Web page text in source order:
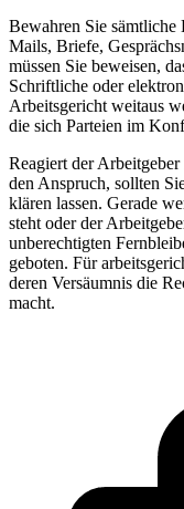
Bewahren Sie
Mails, Briefe,
müssen Sie beweisen,
Schriftliche oder
Arbeitsgericht weitaus
die sich Parteien im
Reagiert der
den Anspruch, sollten
klären lassen. Gerade
steht oder der
unberechtigten
geboten. Für
deren Versäumnis die
macht.